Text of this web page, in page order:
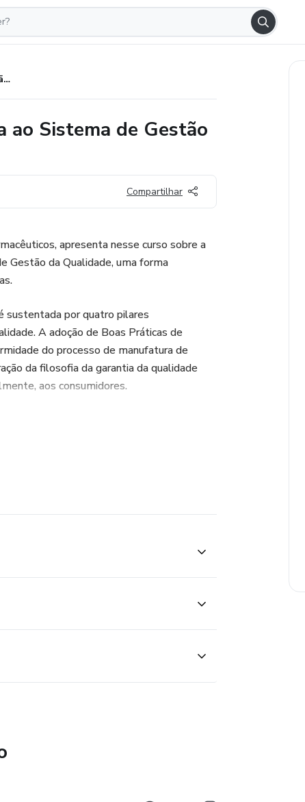
Curso - Documentação Técnica Aplicada ao Sistema de Gestão da Qualidade
ao Sistema de Gestão
Compartilhar
apresenta nesse curso sobre a
Gestão da Qualidade, uma forma
sustentada por quatro pilares
A adoção de Boas Práticas de
do processo de manufatura de
da filosofia da garantia da qualidade
aos consumidores.
ao longo dos anos, refletindo a